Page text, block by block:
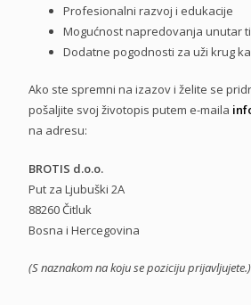
Profesionalni razvoj i edukacije
Mogućnost napredovanja unutar
Dodatne pogodnosti za uži krug
Ako ste spremni na izazov i želite se
pošaljite svoj životopis putem e-maila
na adresu:
BROTIS d.o.o.
Put za Ljubuški 2A
88260 Čitluk
Bosna i Hercegovina
(S naznakom na koju se poziciju prijavljujete.)